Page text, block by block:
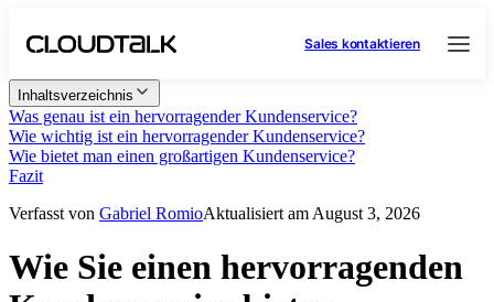
Sales kontaktieren
Inhaltsverzeichnis
Was genau ist ein hervorragender Kundenservice?
Wie wichtig ist ein hervorragender Kundenservice?
Wie bietet man einen großartigen Kundenservice?
Fazit
Verfasst von Gabriel RomioAktualisiert am August 3, 2026
Wie Sie einen hervorragenden